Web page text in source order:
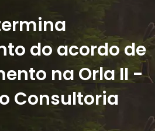
do acordo de
na Orla II -
Consultoria